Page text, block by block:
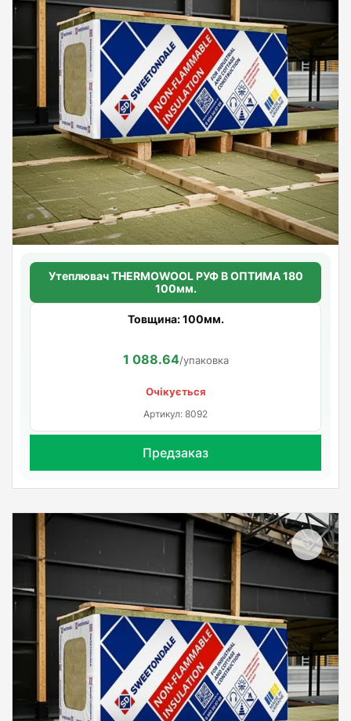
Утеплювач THERMOWOOL РУФ В ОПТИМА 180
100мм.
Товщина: 100мм.
1 088.64/упаковка
Очікується
Артикул: 8092
Предзаказ